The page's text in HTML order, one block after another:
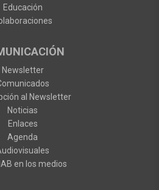
Educación
Newsletter
al Newsletter
Noticias
Enlaces
Agenda
en los medios